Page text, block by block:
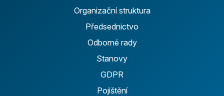
Organizační struktura
Předsednictvo
Odborné rady
Stanovy
GDPR
Pojištění